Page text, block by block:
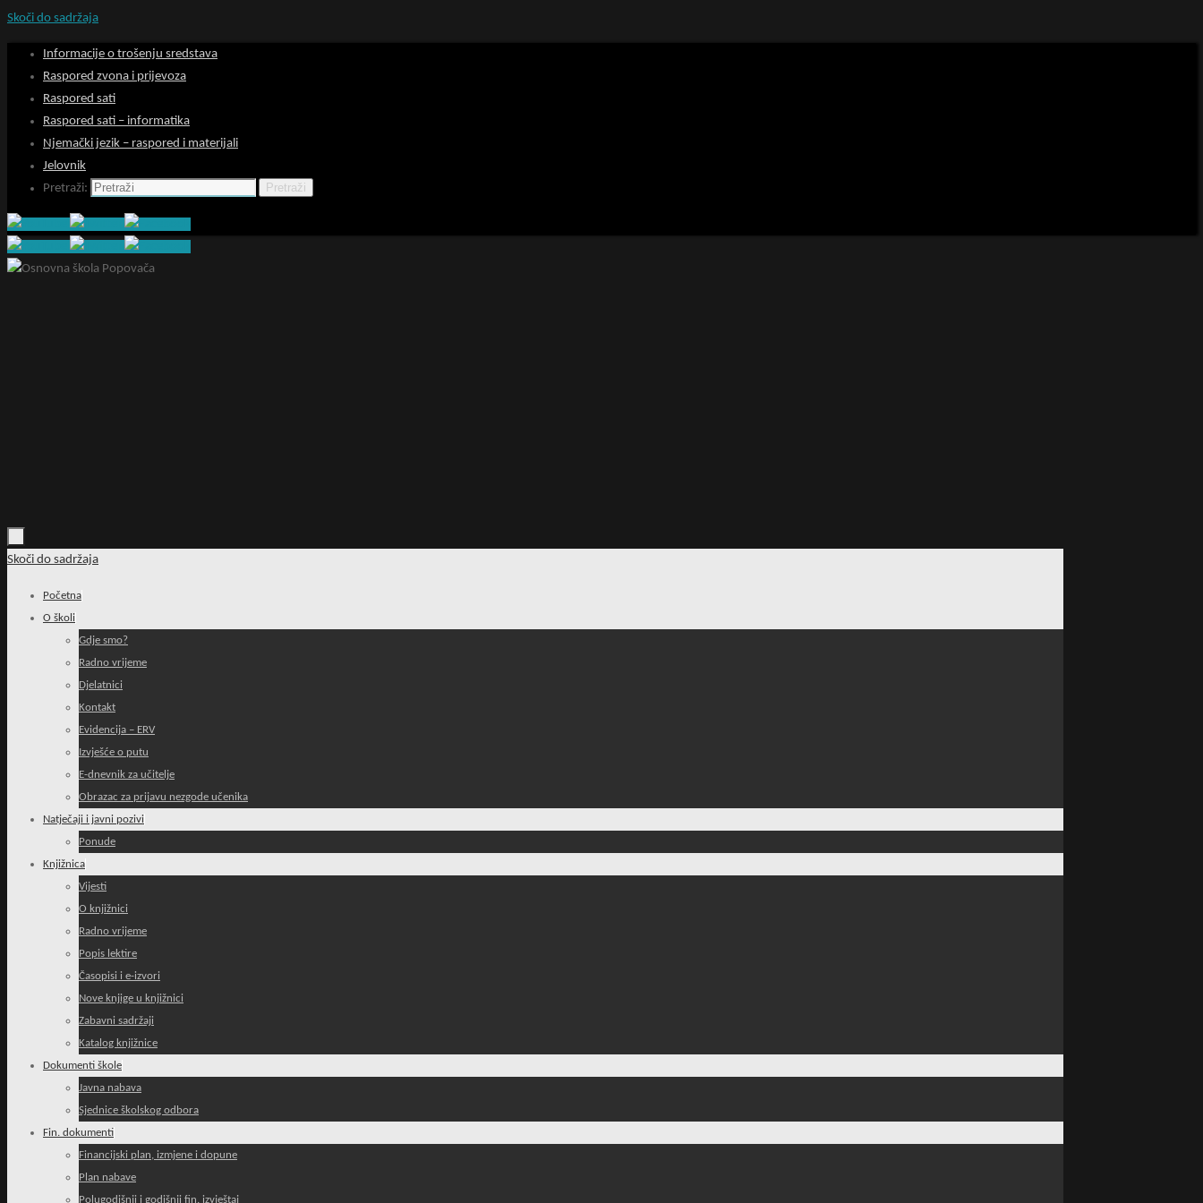
Skoči do sadržaja
Informacije o trošenju sredstava
Raspored zvona i prijevoza
Raspored sati
Raspored sati – informatika
Njemački jezik – raspored i materijali
Jelovnik
Pretraži:
Pretraži
Skoči do sadržaja
Početna
O školi
Gdje smo?
Radno vrijeme
Djelatnici
Kontakt
Evidencija – ERV
Izvješće o putu
E-dnevnik za učitelje
Obrazac za prijavu nezgode učenika
Natječaji i javni pozivi
Ponude
Knjižnica
Vijesti
O knjižnici
Radno vrijeme
Popis lektire
Časopisi i e-izvori
Nove knjige u knjižnici
Zabavni sadržaji
Katalog knjižnice
Dokumenti škole
Javna nabava
Sjednice školskog odbora
Fin. dokumenti
Financijski plan, izmjene i dopune
Plan nabave
Polugodišnji i godišnji fin. izvještaj